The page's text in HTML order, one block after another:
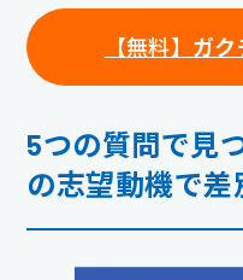
【無料】 ガク
5つの質問で見
の志望動機で差